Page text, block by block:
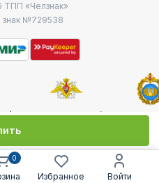
ТПП «Челзнак»
№729538
РФ
Военно-морской
0
Избранное Войти